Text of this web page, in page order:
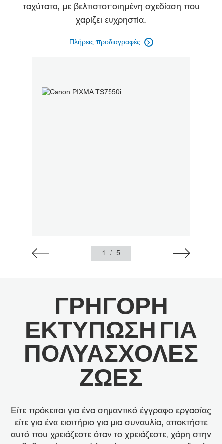
ταχύτατα, με βελτιστοποιημένη σχεδίαση που
χαρίζει ευχρηστία.
Πλήρεις προδιαγραφές 
1 / 5
ΓΡΗΓΟΡΗ
ΕΚΤΥΠΩΣΗ ΓΙΑ
ΠΟΛΥΑΣΧΟΛΕΣ
ΖΩΕΣ
Είτε πρόκειται για ένα σημαντικό έγγραφο εργασίας
είτε για ένα εισιτήριο για μια συναυλία, αποκτήστε
αυτό που χρειάζεστε όταν το χρειάζεστε, χάρη στην